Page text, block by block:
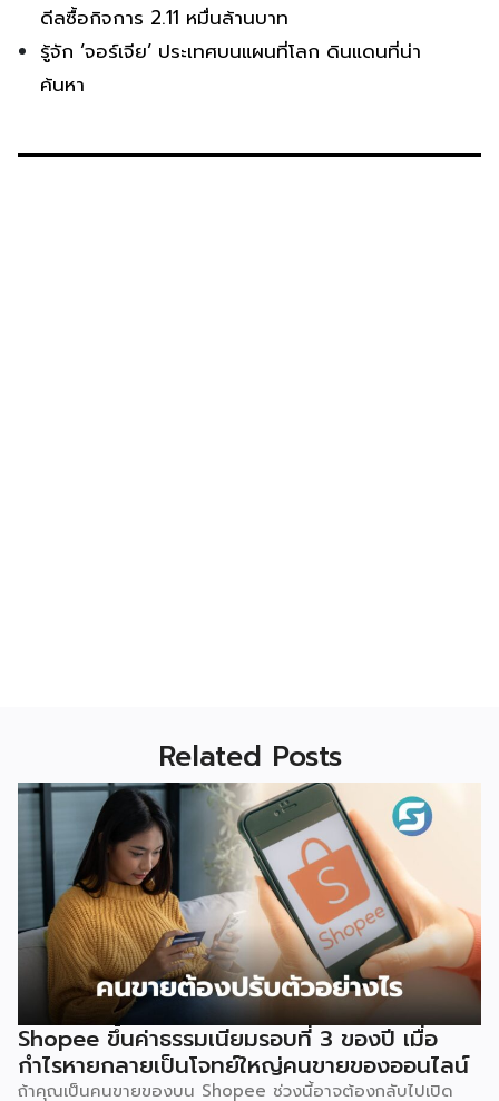
ดีลซื้อกิจการ 2.11 หมื่นล้านบาท
รู้จัก ‘จอร์เจีย’ ประเทศบนแผนที่โลก ดินแดนที่น่า
ค้นหา
Related Posts
Shopee ขึ้นค่าธรรมเนียมรอบที่ 3 ของปี เมื่อ
กำไรหายกลายเป็นโจทย์ใหญ่คนขายของออนไลน์
ถ้าคุณเป็นคนขายของบน Shopee ช่วงนี้อาจต้องกลับไปเปิด